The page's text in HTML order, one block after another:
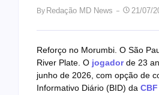
By Redação MD News 21/07/
Reforço no Morumbi. O São
River Plate. O jogadorde 23
junho de 2026, com opção de
Informativo Diário (BID) da CBF